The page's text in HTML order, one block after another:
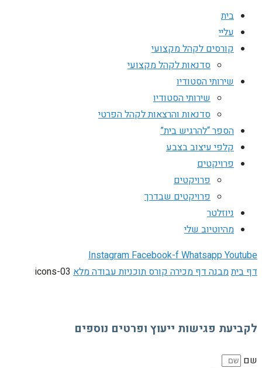
בית
עליי
קורסים לקהל מקצועי
סדנאות לקהל מקצועי
שירותי הסטודיו
שירותי הסטודיו
סדנאות והרצאות לקהל הפרטי
הספר “להרגיש בית”
קלפי עיצוב בצבע
פרויקטים
פרויקטים
פרויקטים שבדרך
ניוזלטר
מהיוטיוב שלי
InstagramFacebook-fWhatsappYoutube
דף ביתמבנה דף מכירה קורס תוכניות עבודה מלא icons-03
לקביעת פגישות ייעוץ ופרטים נוספים
שם